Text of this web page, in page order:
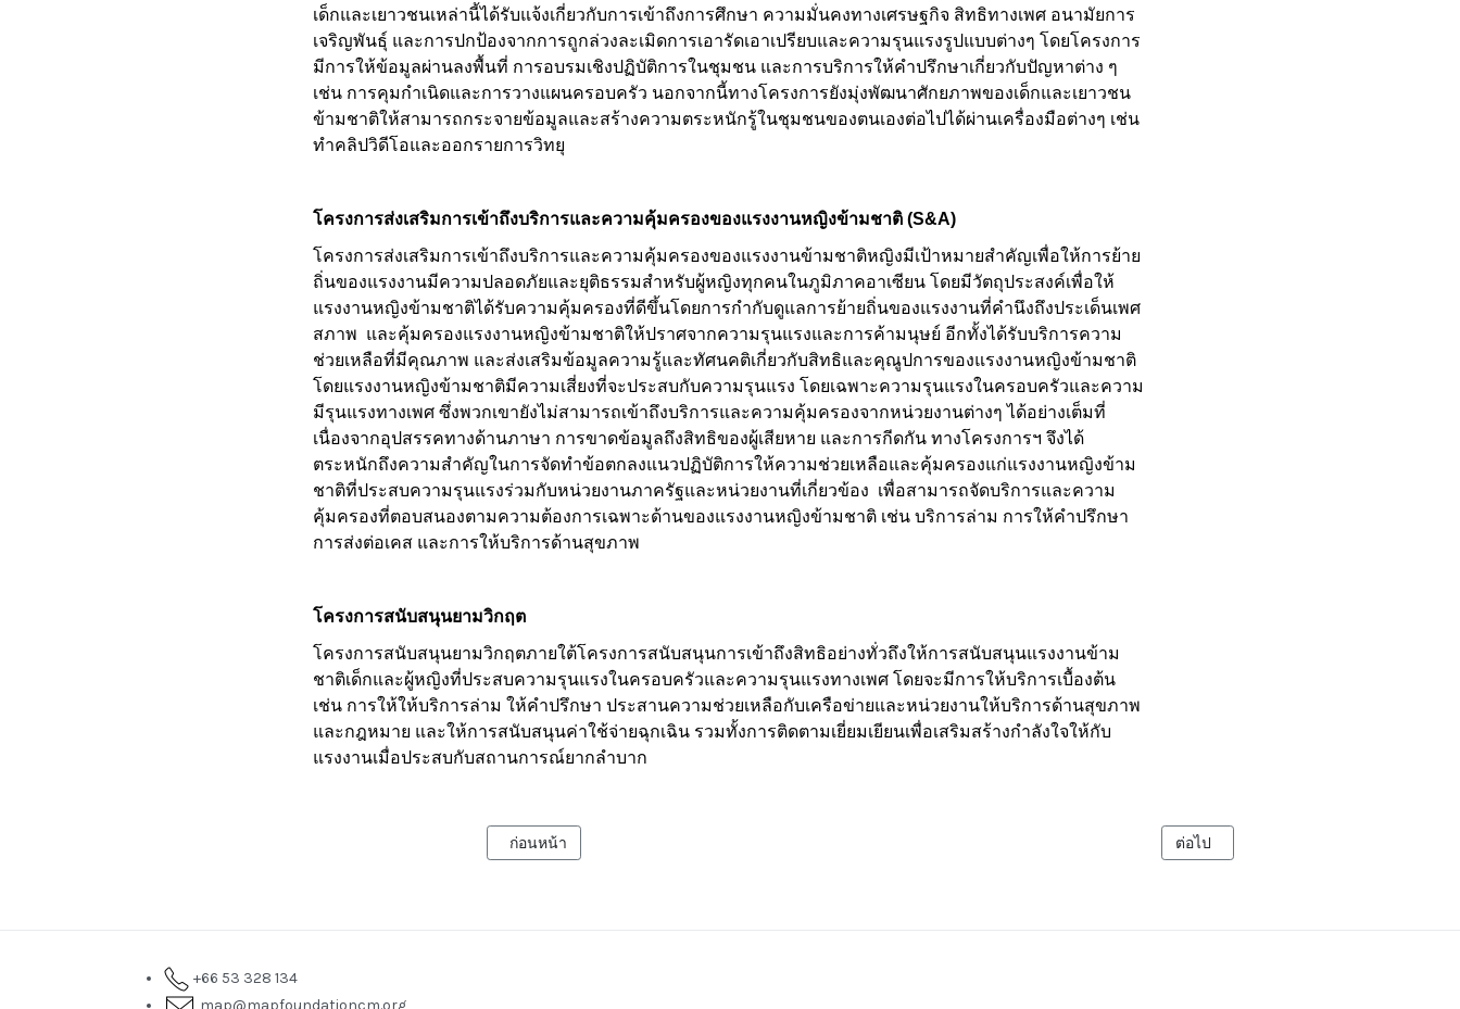
เด็กและเยาวชนเหล่านี้ได้รับแจ้งเกี่ยวกับการเข้าถึงการศึกษา ความมั่นคงทางเศรษฐกิจ สิทธิทางเพศ อนามัยการ
เจริญพันธุ์ และการปกป้องจากการถูกล่วงละเมิดการเอารัดเอาเปรียบและความรุนแรงรูปแบบต่างๆ โดยโครงการ
มีการให้ข้อมูลผ่านลงพื้นที่ การอบรมเชิงปฏิบัติการในชุมชน และการบริการให้คำปรึกษาเกี่ยวกับปัญหาต่าง ๆ
เช่น การคุมกำเนิดและการวางแผนครอบครัว นอกจากนี้ทางโครงการยังมุ่งพัฒนาศักยภาพของเด็กและเยาวชน
ข้ามชาติให้สามารถกระจายข้อมูลและสร้างความตระหนักรู้ในชุมชนของตนเองต่อไปได้ผ่านเครื่องมือต่างๆ เช่น
ทำคลิปวิดีโอและออกรายการวิทยุ
โครงการส่งเสริมการเข้าถึงบริการและความคุ้มครองของแรงงานหญิงข้ามชาติ (S&A)
โครงการส่งเสริมการเข้าถึงบริการและความคุ้มครองของแรงงานข้ามชาติหญิงมีเป้าหมายสำคัญเพื่อให้การย้าย
ถิ่นของแรงงานมีความปลอดภัยและยุติธรรมสำหรับผู้หญิงทุกคนในภูมิภาคอาเซียน โดยมีวัตถุประสงค์เพื่อให้
แรงงานหญิงข้ามชาติได้รับความคุ้มครองที่ดีขึ้นโดยการกำกับดูแลการย้ายถิ่นของแรงงานที่คำนึงถึงประเด็นเพศ
สภาพ และคุ้มครองแรงงานหญิงข้ามชาติให้ปราศจากความรุนแรงและการค้ามนุษย์ อีกทั้งได้รับบริการความ
ช่วยเหลือที่มีคุณภาพ และส่งเสริมข้อมูลความรู้และทัศนคติเกี่ยวกับสิทธิและคุณูปการของแรงงานหญิงข้ามชาติ
โดยแรงงานหญิงข้ามชาติมีความเสี่ยงที่จะประสบกับความรุนแรง โดยเฉพาะความรุนแรงในครอบครัวและความ
มีรุนแรงทางเพศ ซึ่งพวกเขายังไม่สามารถเข้าถึงบริการและความคุ้มครองจากหน่วยงานต่างๆ ได้อย่างเต็มที่
เนื่องจากอุปสรรคทางด้านภาษา การขาดข้อมูลถึงสิทธิของผู้เสียหาย และการกีดกัน ทางโครงการฯ จึงได้
ตระหนักถึงความสำคัญในการจัดทำข้อตกลงแนวปฏิบัติการให้ความช่วยเหลือและคุ้มครองแก่แรงงานหญิงข้าม
ชาติที่ประสบความรุนแรงร่วมกับหน่วยงานภาครัฐและหน่วยงานที่เกี่ยวข้อง เพื่อสามารถจัดบริการและความ
คุ้มครองที่ตอบสนองตามความต้องการเฉพาะด้านของแรงงานหญิงข้ามชาติ เช่น บริการล่าม การให้คำปรึกษา
การส่งต่อเคส และการให้บริการด้านสุขภาพ
โครงการสนับสนุนยามวิกฤต
โครงการสนับสนุนยามวิกฤตภายใต้โครงการสนับสนุนการเข้าถึงสิทธิอย่างทั่วถึงให้การสนับสนุนแรงงานข้าม
ชาติเด็กและผู้หญิงที่ประสบความรุนแรงในครอบครัวและความรุนแรงทางเพศ โดยจะมีการให้บริการเบื้องต้น
เช่น การให้ให้บริการล่าม ให้คำปรึกษา ประสานความช่วยเหลือกับเครือข่ายและหน่วยงานให้บริการด้านสุขภาพ
และกฎหมาย และให้การสนับสนุนค่าใช้จ่ายฉุกเฉิน รวมทั้งการติดตามเยี่ยมเยียนเพื่อเสริมสร้างกำลังใจให้กับ
แรงงานเมื่อประสบกับสถานการณ์ยากลำบาก
เนื้อหาก่อนหน้า: โครงการสุขภาพและการสร้างเสริมศักยภาพชุมชน (COMMUNITY HEALTH EMPOWERMENT : CHE)
ก่อนหน้า เนื้อหาถัดไป: โครงการสิทธิแรงงาน
ต่อไป
+66 53 328 134
map@mapfoundationcm.org